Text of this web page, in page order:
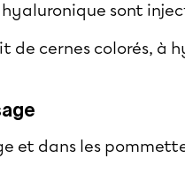
sont
de cernes colorés, à
et dans les